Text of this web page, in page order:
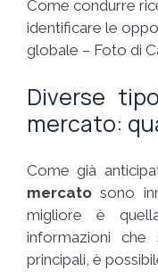
Come condurre
identificare le
globale – Foto di
Diverse
mercato:
Come già
mercato sono
migliore è
informazioni
principali, è